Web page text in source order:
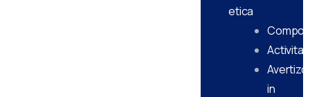
etica
in